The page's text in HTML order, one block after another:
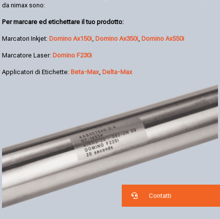
da nimax sono:
Per marcare ed etichettare il tuo prodotto:
Marcatori Inkjet:Domino Ax150i ,Domino Ax350i ,Domino Ax550i
Marcatore Laser:Domino F230i
Applicatori di Etichette:Beta-Max,Delta-Max
Contatti